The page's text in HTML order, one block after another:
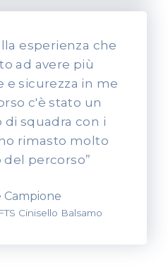
esperienza che
ad avere più
e sicurezza in me
c'è stato un
di squadra con i
rimasto molto
percorso”
Campione
Cinisello Balsamo